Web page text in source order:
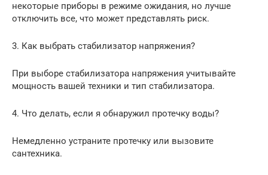
некоторые приборы в режиме ожидания, но лучше
отключить все, что может представлять риск.
3. Как выбрать стабилизатор напряжения?
При выборе стабилизатора напряжения учитывайте
мощность вашей техники и тип стабилизатора.
4. Что делать, если я обнаружил протечку воды?
Немедленно устраните протечку или вызовите
сантехника.